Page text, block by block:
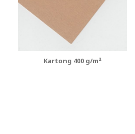
Kartong 400 g/m²